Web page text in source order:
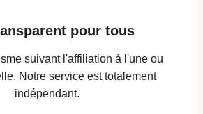
pour tous
suivant l'affiliation à l'une ou
Notre service est totalement
indépendant.